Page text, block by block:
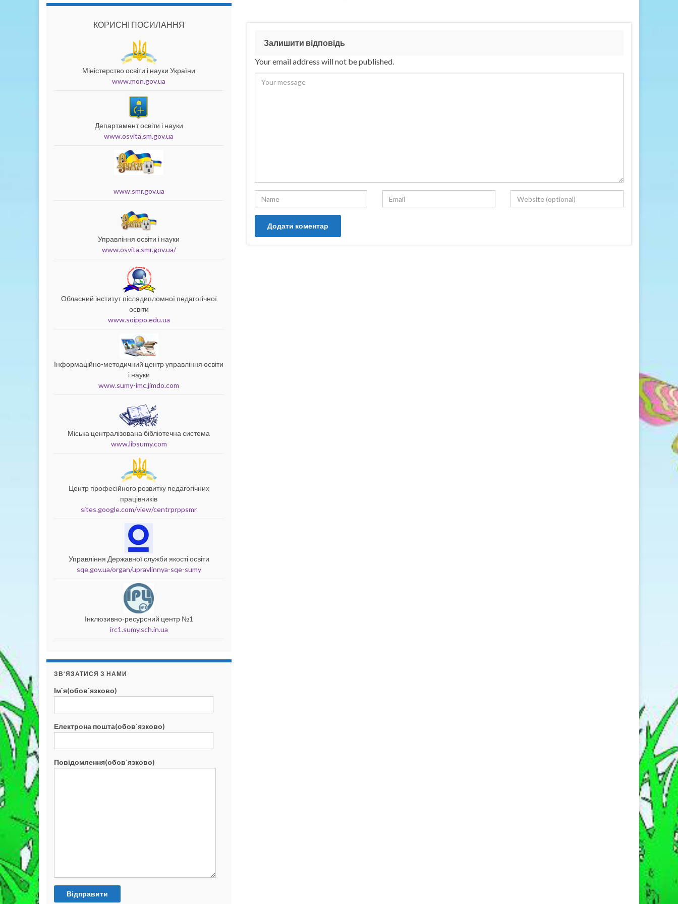
Залишити відповідь
Your email address will not be published.
КОРИСНІ ПОСИЛАННЯ
Міністерство освіти і науки України
www.mon.gov.ua
Департамент освіти і науки
www.osvita.sm.gov.ua
www.smr.gov.ua
Управління освіти і науки
www.osvita.smr.gov.ua/
Обласний інститут післядипломної педагогічної
освіти
www.soippo.edu.ua
Інформаційно-методичний центр управління освіти
і науки
www.sumy-imc.jimdo.com
Міська централізована бібліотечна система
www.libsumy.com
Центр професійного розвитку педагогічних
працівників
sites.google.com/view/centrprppsmr
Управління Державної служби якості освіти
sqe.gov.ua/organ/upravlinnya-sqe-sumy
Інклюзивно-ресурсний центр №1
irc1.sumy.sch.in.ua
ЗВ’ЯЗАТИСЯ З НАМИ
Ім`я(обов`язково)
Електрона пошта(обов`язково)
Повідомлення(обов`язково)